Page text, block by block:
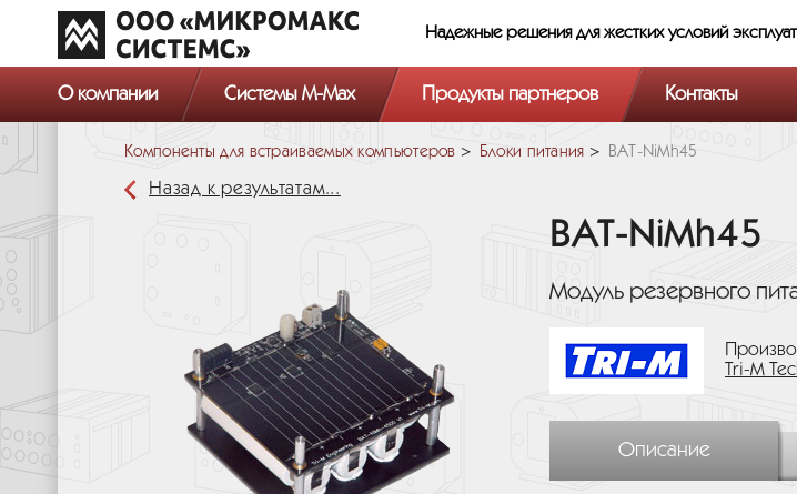
Надежные решения для жестких условий
О компании Системы M-Max Продукты партнеров Контакты
Компоненты для встраиваемых компьютеров Блоки питания BAT-NiMh45
Назад к результатам...
BAT-NiMh45
Модуль резервного
Tri-M
Описание